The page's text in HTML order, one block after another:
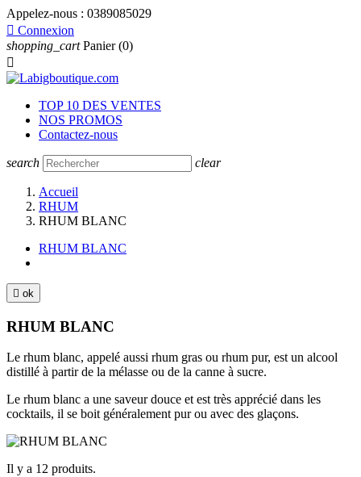
Appelez-nous : 0389085029
 Connexion
shopping_cart Panier (0)

TOP 10 DES VENTES
NOS PROMOS
Contactez-nous
search clear
Accueil
RHUM
RHUM BLANC
RHUM BLANC
 ok
RHUM BLANC
Le rhum blanc, appelé aussi rhum gras ou rhum pur, est un alcool
distillé à partir de la mélasse ou de la canne à sucre.
Le rhum blanc a une saveur douce et est très apprécié dans les
cocktails, il se boit généralement pur ou avec des glaçons.
Il y a 12 produits.